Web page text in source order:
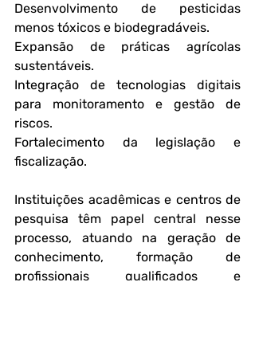
Desenvolvimento de pesticidas
menos tóxicos e biodegradáveis.
Expansão de práticas agrícolas
sustentáveis.
Integração de tecnologias digitais
para monitoramento e gestão de
riscos.
Fortalecimento da legislação e
fiscalização.
Instituições acadêmicas e centros de
pesquisa têm papel central nesse
processo, atuando na geração de
conhecimento, formação de
profissionais qualificados e